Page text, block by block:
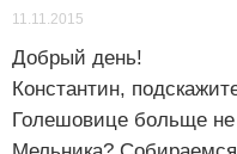
11.11.2015
Добрый день!
Константин,
Голешовице больще